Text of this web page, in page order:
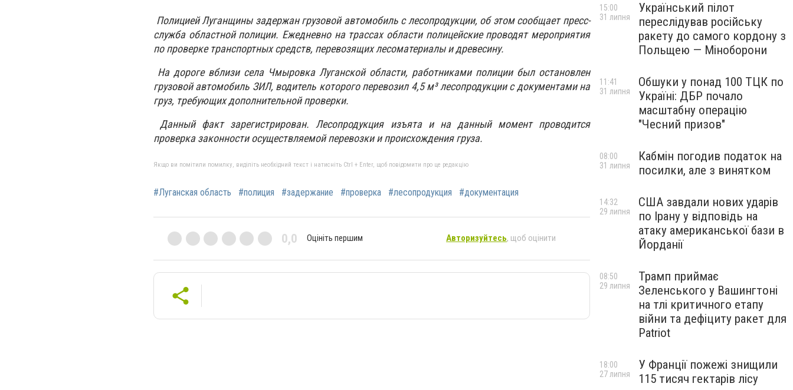
Полицией Луганщины задержан грузовой автомобиль с лесопродукции, об этом сообщает пресс-
служба областной полиции. Ежедневно на трассах области полицейские проводят мероприятия
по проверке транспортных средств, перевозящих лесоматериалы и древесину.
На дороге вблизи села Чмыровка Луганской области, работниками полиции был остановлен
грузовой автомобиль ЗИЛ, водитель которого перевозил 4,5 м³ лесопродукции с документами на
груз, требующих дополнительной проверки.
Данный факт зарегистрирован. Лесопродукция изъята и на данный момент проводится
проверка законности осуществляемой перевозки и происхождения груза.
Якщо ви помітили помилку, виділіть необхідний текст і натисніть Ctrl + Enter, щоб повідомити про це редакцію
#Луганская область #полиция #задержание #проверка #лесопродукция #документация
0,0 Оцініть першим Авторизуйтесь, щоб оцінити
Український пілот
переслідував російську
ракету до самого кордону з
Польщею — Міноборони
15:00
31 липня
Обшуки у понад 100 ТЦК по
Україні: ДБР почало
масштабну операцію
"Чесний призов"
11:41
31 липня
Кабмін погодив податок на
посилки, але з винятком
08:00
31 липня
США завдали нових ударів
по Ірану у відповідь на
атаку американської бази в
Йорданії
14:32
29 липня
Трамп приймає
Зеленського у Вашингтоні
на тлі критичного етапу
війни та дефіциту ракет для
Patriot
08:50
29 липня
У Франції пожежі знищили
115 тисяч гектарів лісу
18:00
27 липня